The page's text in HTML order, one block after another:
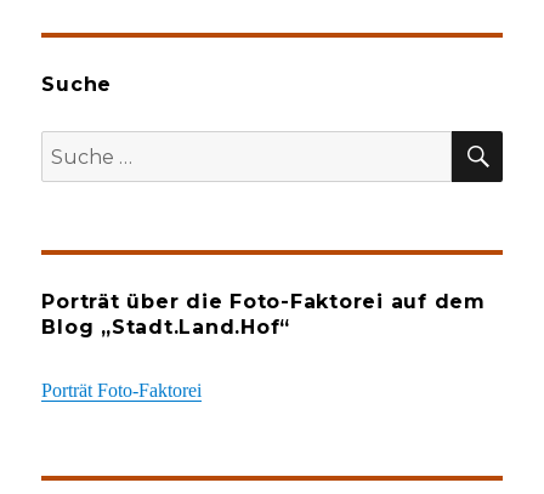
Suche
Suche
nach:
Porträt über die Foto-Faktorei auf dem
Blog „Stadt.Land.Hof“
Porträt Foto-Faktorei